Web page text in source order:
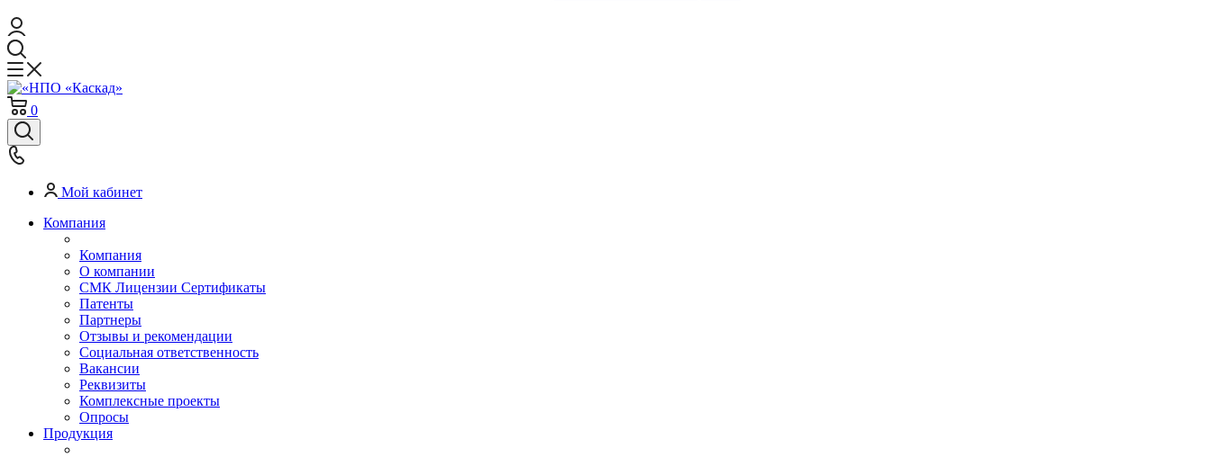
0
Мой кабинет
Компания
Компания
О компании
СМК Лицензии Сертификаты
Патенты
Партнеры
Отзывы и рекомендации
Социальная ответственность
Вакансии
Реквизиты
Комплексные проекты
Опросы
Продукция